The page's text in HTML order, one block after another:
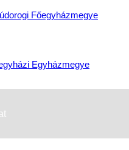
Főegyházmegye
Egyházmegye